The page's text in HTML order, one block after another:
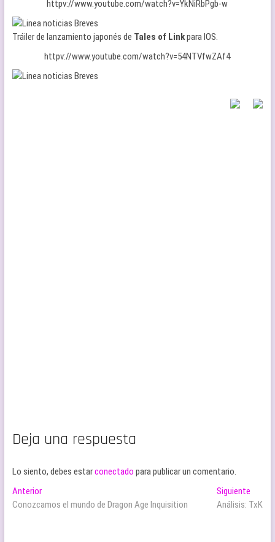
httpv://www.youtube.com/watch?v=YkNiRbPgb-w
Tráiler de lanzamiento japonés de Tales of Linkpara IOS.
httpv://www.youtube.com/watch?v=54NTVfwZAf4
Deja una respuesta
Lo siento, debes estarconectado para publicar un comentario.
Navegación
de
AnteriorEntrada
anterior:
Conozcamos el mundo de Dragon Age Inquisition
Siguiente
Análisis: TxK